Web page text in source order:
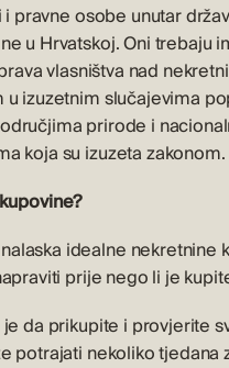
pravne osobe unutar
u Hrvatskoj. Oni trebaju
vlasništva nad
u izuzetnim slučajevima
prirode i
koja su izuzeta zakonom.
idealne nekretnine
prije nego li je
da prikupite i provjerite
potrajati nekoliko